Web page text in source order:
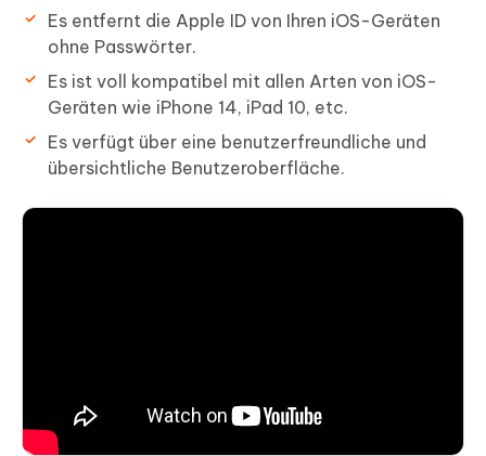
Es entfernt die Apple ID von Ihren iOS-Geräten
ohne Passwörter.
Es ist voll kompatibel mit allen Arten von iOS-
Geräten wie iPhone 14, iPad 10, etc.
Es verfügt über eine benutzerfreundliche und
übersichtliche Benutzeroberfläche.